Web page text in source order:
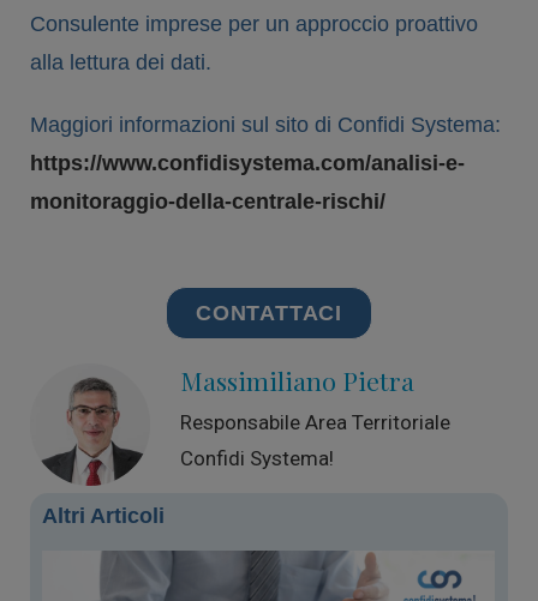
Consulente imprese per un approccio proattivo
alla lettura dei dati.
Maggiori informazioni sul sito di Confidi Systema:
https://www.confidisystema.com/analisi-e-
monitoraggio-della-centrale-rischi/
CONTATTACI
Massimiliano Pietra
Responsabile Area Territoriale
Confidi Systema!
Altri Articoli